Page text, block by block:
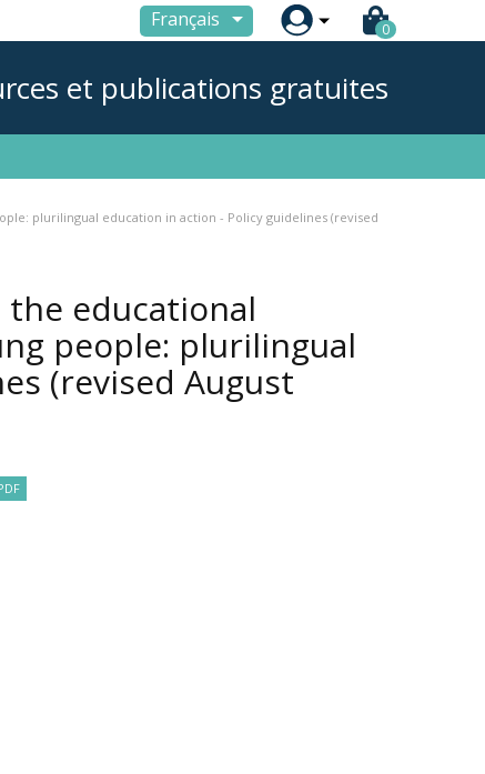
Français  0
et publications gratuites
plurilingual education in action - Policy guidelines (revised
educational
people: plurilingual
(revised August